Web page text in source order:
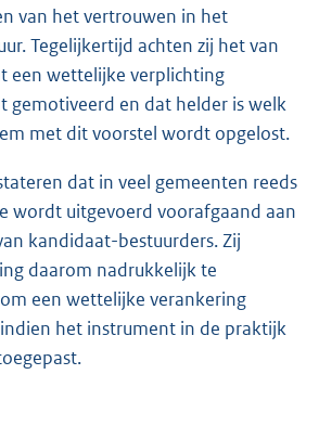
van het vertrouwen in het
Tegelijkertijd achten zij het van
een wettelijke verplichting
gemotiveerd en dat helder is welk
met dit voorstel wordt opgelost.
dat in veel gemeenten reeds
wordt uitgevoerd voorafgaand aan
kandidaat-bestuurders. Zij
daarom nadrukkelijk te
een wettelijke verankering
het instrument in de praktijk